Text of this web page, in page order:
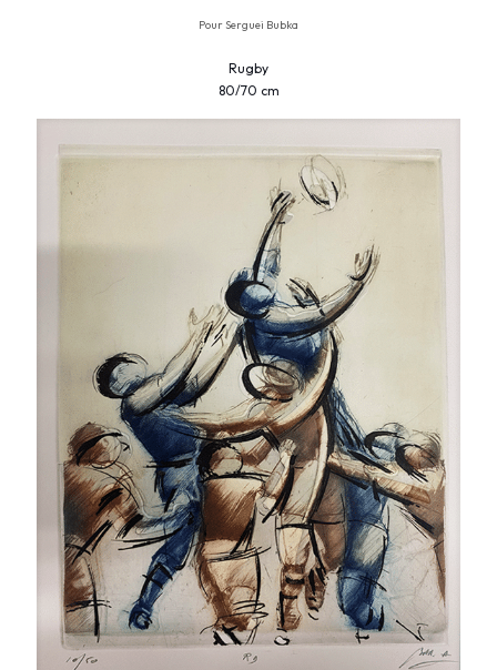
Pour Serguei Bubka
Rugby
80/70 cm